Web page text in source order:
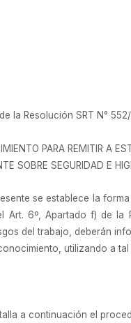
la Resolución SRT N° 552/
PARA REMITIR A
SOBRE SEGURIDAD E
se establece la
Art. 6º, Apartado f) de la
del trabajo, deberán
utilizando a
a continuación el